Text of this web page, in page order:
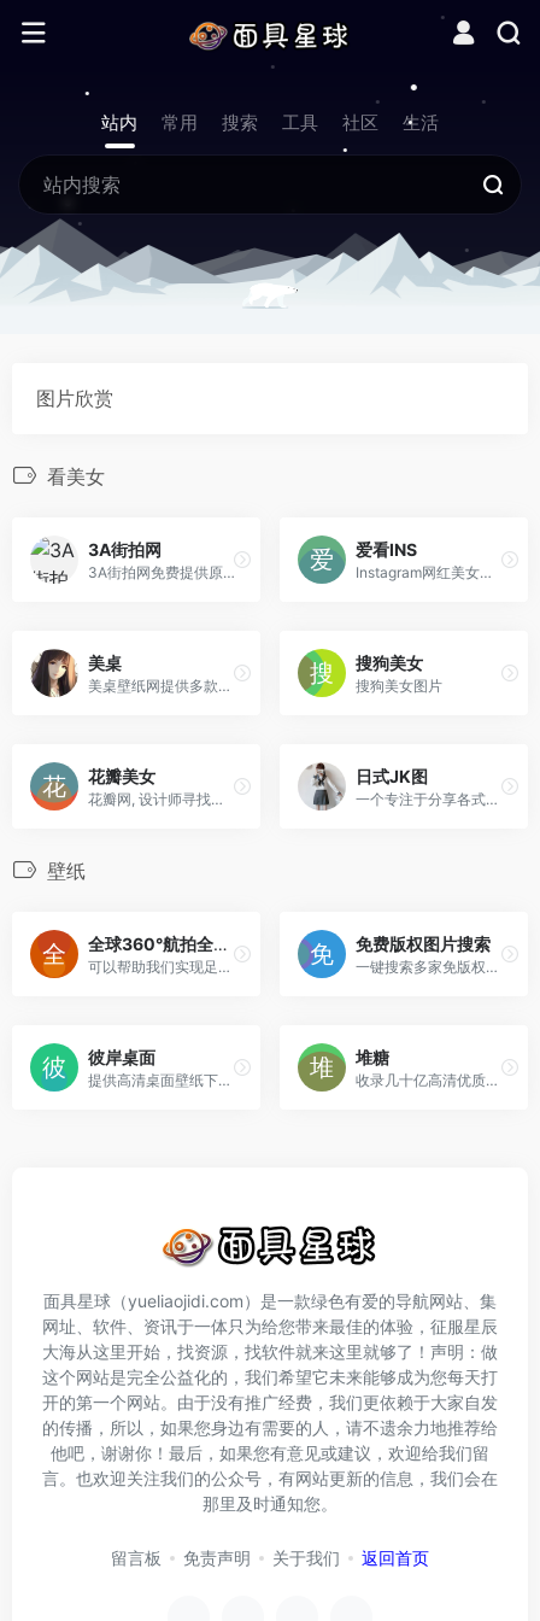
站内 常用 搜索 工具 社区 生活
图片欣赏
看美女
3A街拍网
3A街拍网免费提供原创高质量图片内容！
爱看INS
Instagram网红美女推荐，提供百度云网盘可以免费下载网红的图集
美桌
美桌壁纸网提供多款电脑美女主题壁纸...
搜狗美女
搜狗美女图片
花瓣美女
花瓣网, 设计师寻找灵感的天...
日式JK图
一个专注于分享各式JK小姐姐图片的小站
壁纸
全球360°航拍全景图片[Airpano]
可以帮助我们实现足不出户，就能周游世界，领略各地的美景。360°全景图，画质清晰超赞，效果惊艳。可以根据景点的不同视角进行切换，享受视觉盛宴！
免费版权图片搜索
一键搜索多家免版权图库，可以用作壁纸也可以用于商业，下载比较方便。
彼岸桌面
提供高清桌面壁纸下载,包括风景,日历,美女,唯美,可爱,动漫,汽车,花卉,节日,动物,游戏,qq,阿狸,好看等精美壁纸!
堆糖
收录几十亿高清优质图片，数千万用户的珍藏分享，一键收藏下载美图!
面具星球（yueliaojidi.com）是一款绿色有爱的导航网站、集
网址、软件、资讯于一体只为给您带来最佳的体验，征服星辰
大海从这里开始，找资源，找软件就来这里就够了！声明：做
这个网站是完全公益化的，我们希望它未来能够成为您每天打
开的第一个网站。由于没有推广经费，我们更依赖于大家自发
的传播，所以，如果您身边有需要的人，请不遗余力地推荐给
他吧，谢谢你！最后，如果您有意见或建议，欢迎给我们留
言。也欢迎关注我们的公众号，有网站更新的信息，我们会在
那里及时通知您。
留言板 免责声明 关于我们 返回首页